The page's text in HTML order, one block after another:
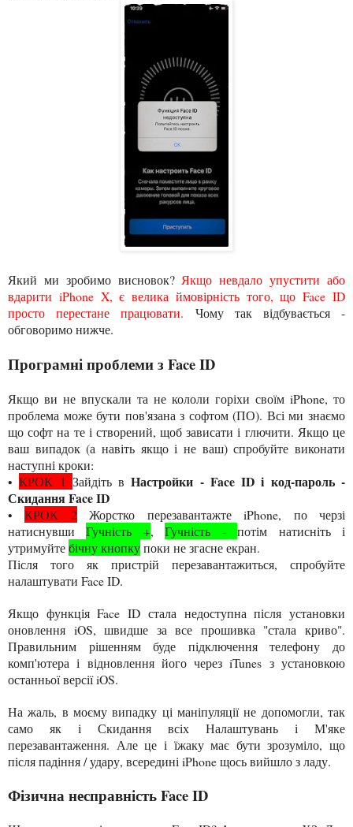
Який ми зробимо висновок?Якщо невдало упустити або
вдарити iPhone X, є велика ймовірність того, що Face ID
просто перестане працювати. Чому так відбувається -
обговоримо нижче.
Програмні проблеми з Face ID
Якщо ви не впускали та не кололи горіхи своїм iPhone, то
проблема може бути пов'язана з софтом (ПО). Всі ми знаємо
що софт на те і створений, щоб зависати і глючити. Якщо це
ваш випадок (а навіть якщо і не ваш) спробуйте виконати
наступні кроки:
•КРОК 1 Зайдіть вНастройки - Face ID і код-пароль -
Скидання Face ID
•КРОК 2Жорстко перезавантажте iPhone, по черзі
натиснувшиГучність +,Гучність -потім натисніть і
утримуйтебічну кнопкупоки не згасне екран.
Після того як пристрій перезавантажиться, спробуйте
налаштувати Face ID.
Якщо функція Face ID стала недоступна після установки
оновлення iOS, швидше за все прошивка "стала криво".
Правильним рішенням буде підключення телефону до
комп'ютера і відновлення його через iTunes з установкою
останньої версії iOS.
На жаль, в моєму випадку ці маніпуляції не допомогли, так
само як і Скидання всіх Налаштувань і М'яке
перезавантаження. Але це і їжаку має бути зрозуміло, що
після падіння / удару, всередині iPhone щось вийшло з ладу.
Фізична несправність Face ID